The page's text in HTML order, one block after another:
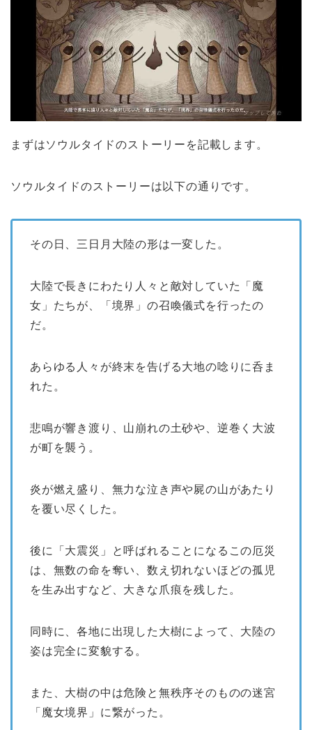
まずはソウルタイドのストーリーを記載します。
ソウルタイドのストーリーは以下の通りです。
その日、三日月大陸の形は一変した。
大陸で長きにわたり人々と敵対していた「魔
女」たちが、「境界」の召喚儀式を行ったの
だ。
あらゆる人々が終末を告げる大地の唸りに呑ま
れた。
悲鳴が響き渡り、山崩れの土砂や、逆巻く大波
が町を襲う。
炎が燃え盛り、無力な泣き声や屍の山があたり
を覆い尽くした。
後に「大震災」と呼ばれることになるこの厄災
は、無数の命を奪い、数え切れないほどの孤児
を生み出すなど、大きな爪痕を残した。
同時に、各地に出現した大樹によって、大陸の
姿は完全に変貌する。
また、大樹の中は危険と無秩序そのものの迷宮
「魔女境界」に繋がった。